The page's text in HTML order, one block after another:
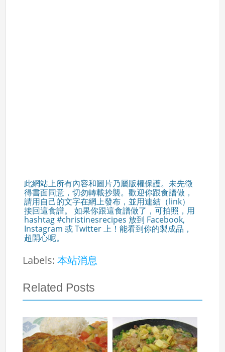
此網站上所有內容和圖片乃屬版權保護。未先徵
得書面同意，切勿轉載抄襲。歡迎你跟食譜做，
請用自己的文字在網上發布，並用連結（link）
接回這食譜。 如果你跟這食譜做了，可拍照，用
hashtag #christinesrecipes 放到 Facebook,
Instagram 或 Twitter 上！能看到你的製成品，
超開心呢。
Labels:本站消息
Related Posts